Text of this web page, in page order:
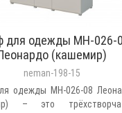
для одежды МН-026-
(кашемир)
neman-198-15
одежды МН-026-08
– это